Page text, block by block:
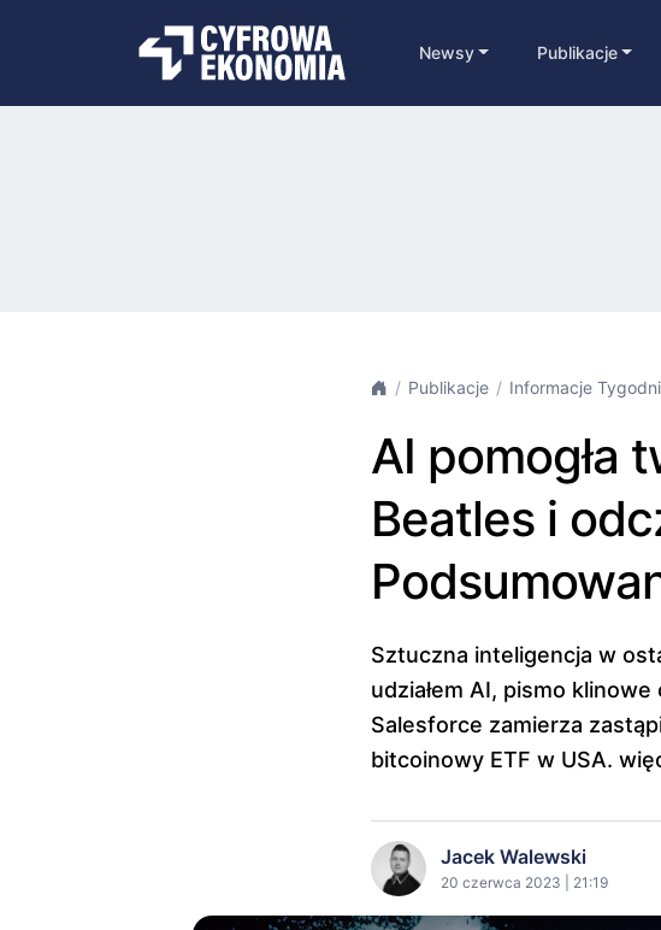
Newsy Publikacje
Publikacje Informacje
AI pomogła
Beatles i
Sztuczna inteligencja w
udziałem AI, pismo
Salesforce zamierza
bitcoinowy ETF w USA.
Jacek Walewski
20 czerwca 2023 | 21:19